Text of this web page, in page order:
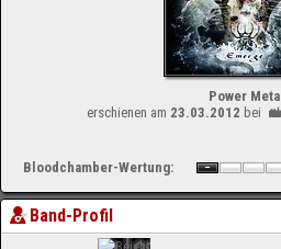
Power Metal
erschienen am 23.03.2012 bei
Bloodchamber-Wertung:
Band-Profil